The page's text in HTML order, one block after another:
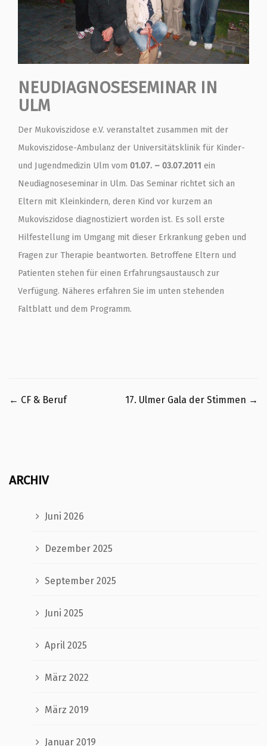
NEUDIAGNOSESEMINAR IN
ULM
Der Mukoviszidose e.V. veranstaltet zusammen mit der
Mukoviszidose-Ambulanz der Universitätsklinik für Kinder-
und Jugendmedizin Ulm vom 01.07. – 03.07.2011 ein
Neudiagnoseseminar in Ulm. Das Seminar richtet sich an
Eltern mit Kleinkindern, deren Kind vor kurzem an
Mukoviszidose diagnostiziert worden ist. Es soll erste
Hilfestellung im Umgang mit dieser Erkrankung geben und
Fragen zur Therapie beantworten. Betroffene Eltern und
Patienten stehen für einen Erfahrungsaustausch zur
Verfügung. Näheres erfahren Sie im unten stehenden
Faltblatt und dem Programm.
← CF & Beruf 17. Ulmer Gala der Stimmen →
ARCHIV
Juni 2026
Dezember 2025
September 2025
Juni 2025
April 2025
März 2022
März 2019
Januar 2019